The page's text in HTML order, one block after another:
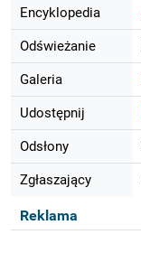
Encyklopedia
Odświeżanie
Galeria
Udostępnij
Odsłony
Zgłaszający
Reklama